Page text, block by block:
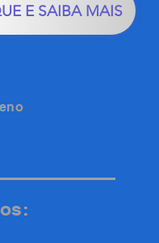
E SAIBA MAIS